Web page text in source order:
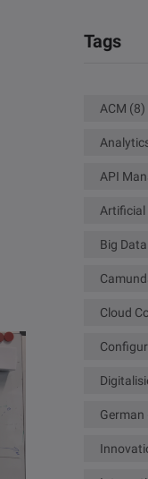
Tags
ACM (8)
API
Artificial
Big Data
Cloud
German